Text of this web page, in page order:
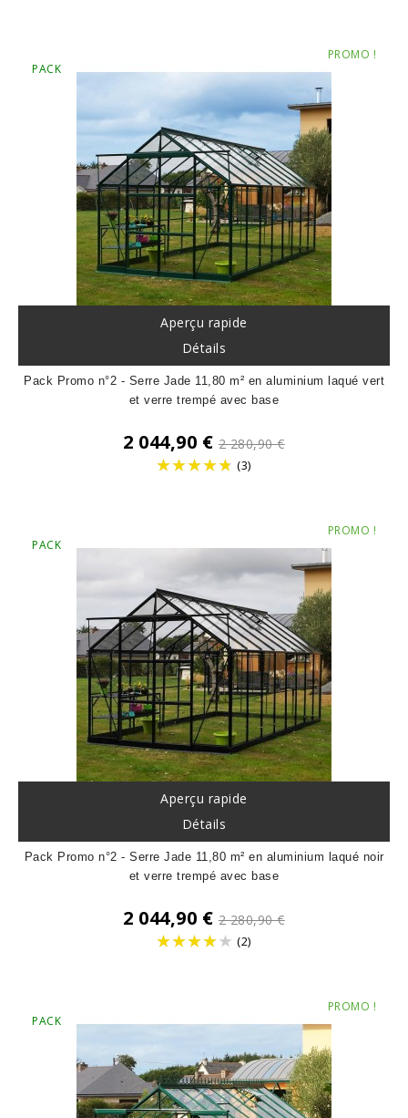
PROMO !
PACK
Aperçu rapide
Détails
Pack Promo n°2 - Serre Jade 11,80 m² en aluminium laqué vert
et verre trempé avec base
2 044,90 €Prix
de
2 280,90 €
(3)
PROMO !
PACK
Aperçu rapide
Détails
Pack Promo n°2 - Serre Jade 11,80 m² en aluminium laqué noir
et verre trempé avec base
2 044,90 €Prix
de
2 280,90 €
(2)
PROMO !
PACK